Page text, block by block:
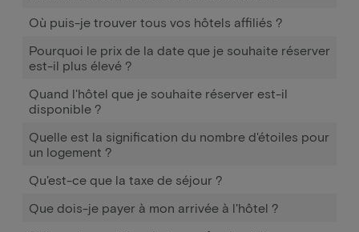
Où puis-je trouver tous vos hôtels affiliés ?
Pourquoi le prix de la date que je souhaite réserver
est-il plus élevé ?
Quand l'hôtel que je souhaite réserver est-il
disponible ?
Quelle est la signification du nombre d'étoiles pour
un logement ?
Qu'est-ce que la taxe de séjour ?
Que dois-je payer à mon arrivée à l'hôtel ?